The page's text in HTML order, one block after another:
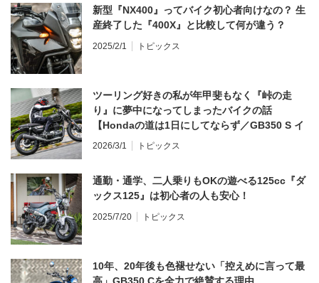
新型『NX400』ってバイク初心者向けなの？ 生
産終了した『400X』と比較して何が違う？
2025/2/1 トピックス
ツーリング好きの私が年甲斐もなく『峠の走
り』に夢中になってしまったバイクの話
【Hondaの道は1日にしてならず／GB350 S イ
ンプレ・レビュー 前編】
2026/3/1 トピックス
通勤・通学、二人乗りもOKの遊べる125cc『ダ
ックス125』は初心者の人も安心！
2025/7/20 トピックス
10年、20年後も色褪せない「控えめに言って最